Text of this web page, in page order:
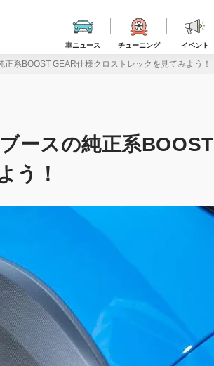
車ニュース チューニング イベント
系BOOST GEAR仕様クロストレックを見てみよう！
ースの純正系BOOST
う！